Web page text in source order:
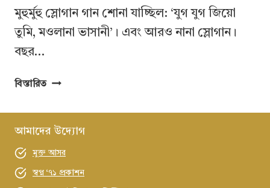
মুহুর্মুহু স্লোগান গান শোনা যাচ্ছিল: ‘যুগ যুগ জিয়ো
তুমি, মওলানা ভাসানী’। এবং আরও নানা স্লোগান।
বছর…
বিস্তারিতভাসানীর
বৈচিত্র
ও
বিষমযাত্রা
আমাদের উদ্যোগ
মুক্ত আসর
স্বপ্ন ‘৭১ প্রকাশন